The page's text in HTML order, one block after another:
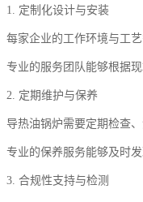
1. 定制化设计与安装
每家企业的工作环境与工艺
专业的服务团队能够根据
2. 定期维护与保养
导热油锅炉需要定期检查
专业的保养服务能够及时
3. 合规性支持与检测